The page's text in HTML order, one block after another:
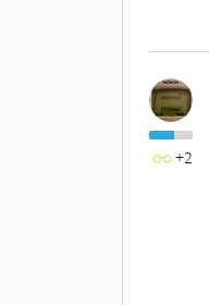
+2